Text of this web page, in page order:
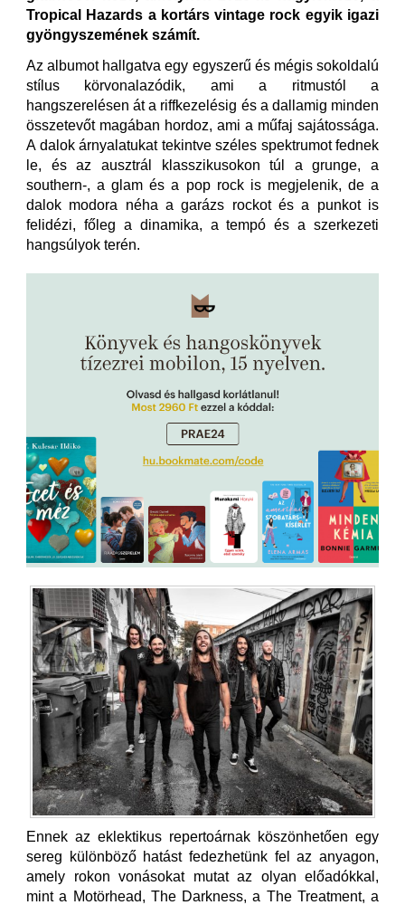
Tropical Hazards a kortárs vintage rock egyik igazi
gyöngyszemének számít.
Az albumot hallgatva egy egyszerű és mégis sokoldalú
stílus körvonalazódik, ami a ritmustól a
hangszerelésen át a riffkezelésig és a dallamig minden
összetevőt magában hordoz, ami a műfaj sajátossága.
A dalok árnyalatukat tekintve széles spektrumot fednek
le, és az ausztrál klasszikusokon túl a grunge, a
southern-, a glam és a pop rock is megjelenik, de a
dalok modora néha a garázs rockot és a punkot is
felidézi, főleg a dinamika, a tempó és a szerkezeti
hangsúlyok terén.
Ennek az eklektikus repertoárnak köszönhetően egy
sereg különböző hatást fedezhetünk fel az anyagon,
amely rokon vonásokat mutat az olyan előadókkal,
mint a Motörhead, The Darkness, a The Treatment, a